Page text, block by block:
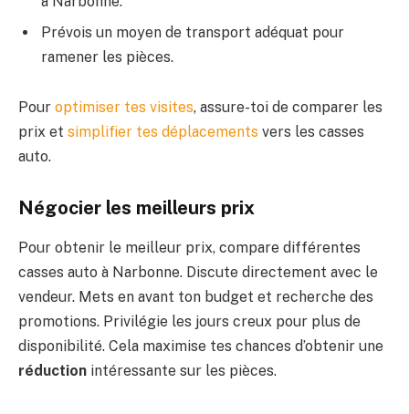
Prévois un moyen de transport adéquat pour
ramener les pièces.
Pour optimiser tes visites, assure-toi de comparer les
prix et simplifier tes déplacements vers les casses
auto.
Négocier les meilleurs prix
Pour obtenir le meilleur prix, compare différentes
casses auto à Narbonne. Discute directement avec le
vendeur. Mets en avant ton budget et recherche des
promotions. Privilégie les jours creux pour plus de
disponibilité. Cela maximise tes chances d’obtenir une
réduction intéressante sur les pièces.